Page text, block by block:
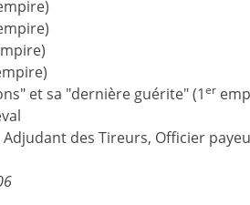
et sa "dernière guérite" (1er
des Tireurs, Officier